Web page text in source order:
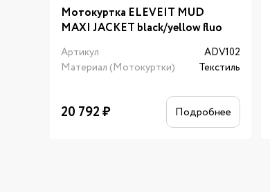
Мотокуртка ELEVEIT MUD
MAXI JACKET black/yellow fluo
Артикул
ADV102
Материал (Мотокуртки)
Текстиль
20 792₽ Подробнее